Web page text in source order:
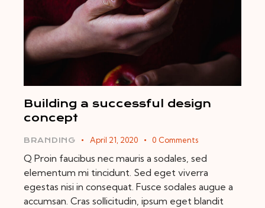
Building a successful design
concept
BRANDING April 21, 2020 0 Comments
Q Proin faucibus nec mauris a sodales, sed
elementum mi tincidunt. Sed eget viverra
egestas nisi in consequat. Fusce sodales augue a
accumsan. Cras sollicitudin, ipsum eget blandit